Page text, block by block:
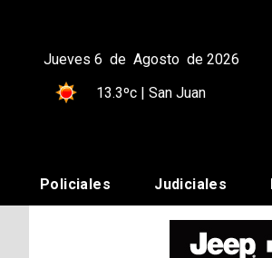
Jueves 6 de Agosto de 2026
13.3ºc | San Juan
Policiales Judiciales